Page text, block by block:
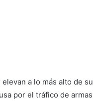
a lo más alto de
por el tráfico de